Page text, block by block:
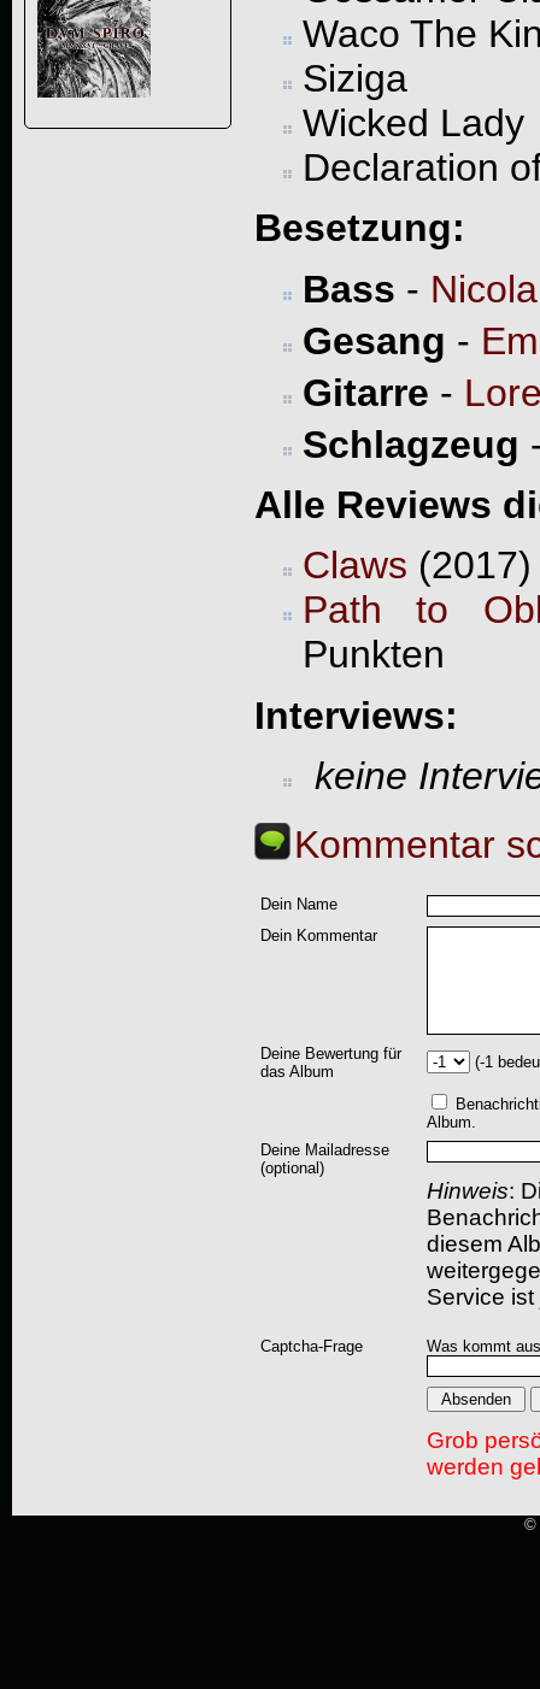
Waco The
Siziga
Wicked Lady
Declaration
Besetzung:
Bass -
Gesang -
Gitarre -
Schlagzeug
Alle Reviews
Claws
Path to
Punkten
Interviews:
keine
Kommentar
Dein Name
Dein Kommentar
Deine Bewertung für
das Album
(-1
Album.
Deine Mailadresse
(optional)
Hinweis:
diesem
Service
Captcha-Frage Was kommt
Grob
werden
©